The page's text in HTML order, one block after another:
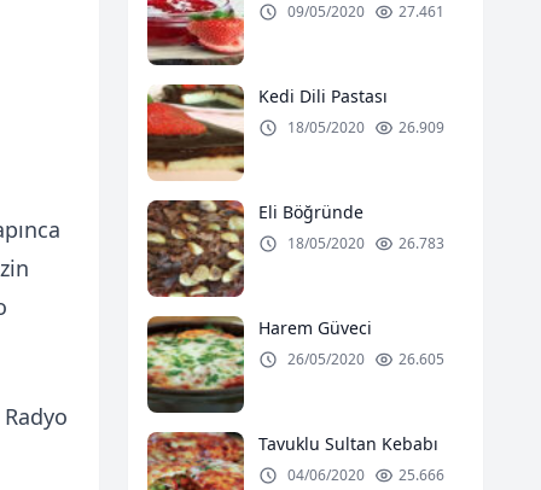
09/05/2020 27.461
Kedi Dili Pastası
18/05/2020 26.909
Eli Böğründe
18/05/2020 26.783
Harem Güveci
26/05/2020 26.605
Tavuklu Sultan Kebabı
04/06/2020 25.666